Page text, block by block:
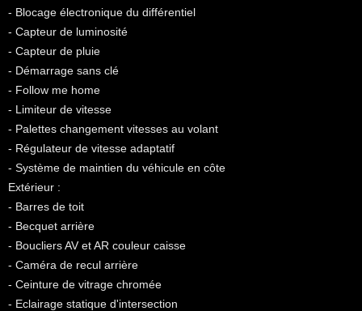
- Blocage électronique du différentiel
- Capteur de luminosité
- Capteur de pluie
- Démarrage sans clé
- Follow me home
- Limiteur de vitesse
- Palettes changement vitesses au volant
- Régulateur de vitesse adaptatif
- Système de maintien du véhicule en côte
Extérieur :
- Barres de toit
- Becquet arrière
- Boucliers AV et AR couleur caisse
- Caméra de recul arrière
- Ceinture de vitrage chromée
- Eclairage statique d'intersection